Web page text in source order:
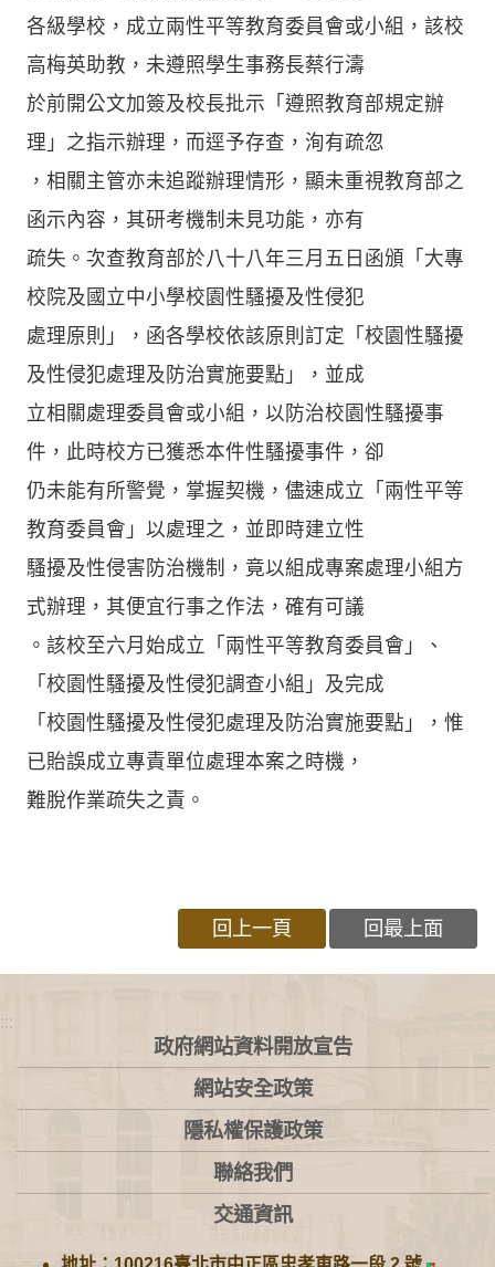
各級學校，成立兩性平等教育委員會或小組，該校
高梅英助教，未遵照學生事務長蔡行濤
於前開公文加簽及校長批示「遵照教育部規定辦
理」之指示辦理，而逕予存查，洵有疏忽
，相關主管亦未追蹤辦理情形，顯未重視教育部之
函示內容，其研考機制未見功能，亦有
疏失。次查教育部於八十八年三月五日函頒「大專
校院及國立中小學校園性騷擾及性侵犯
處理原則」，函各學校依該原則訂定「校園性騷擾
及性侵犯處理及防治實施要點」，並成
立相關處理委員會或小組，以防治校園性騷擾事
件，此時校方已獲悉本件性騷擾事件，卻
仍未能有所警覺，掌握契機，儘速成立「兩性平等
教育委員會」以處理之，並即時建立性
騷擾及性侵害防治機制，竟以組成專案處理小組方
式辦理，其便宜行事之作法，確有可議
。該校至六月始成立「兩性平等教育委員會」、
「校園性騷擾及性侵犯調查小組」及完成
「校園性騷擾及性侵犯處理及防治實施要點」，惟
已貽誤成立專責單位處理本案之時機，
難脫作業疏失之責。
回上一頁 回最上面
:::
政府網站資料開放宣告
網站安全政策
隱私權保護政策
聯絡我們
交通資訊